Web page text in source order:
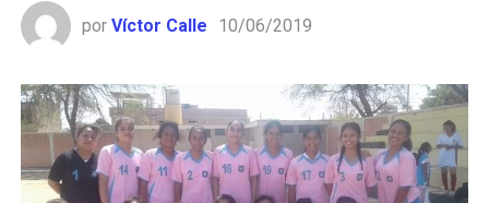
por Víctor Calle 10/06/2019